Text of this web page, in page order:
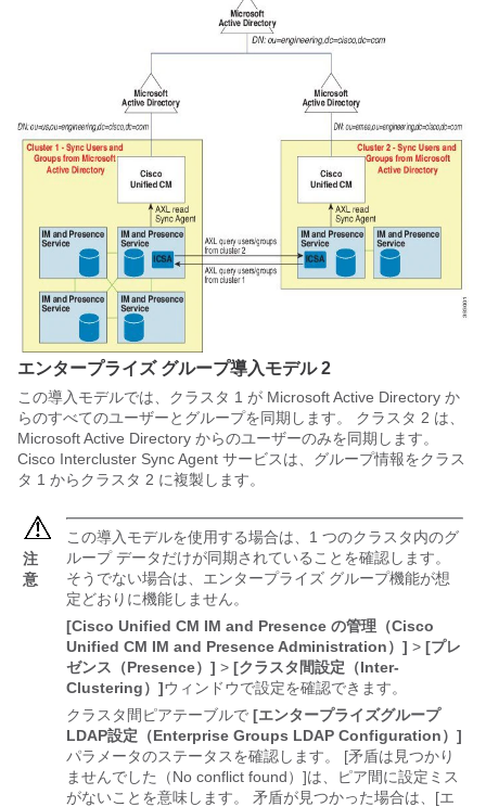
エンタープライズ グループ導入モデル 2
この導入モデルでは、クラスタ 1 が Microsoft Active Directory か
らのすべてのユーザーとグループを同期します。 クラスタ 2 は、
Microsoft Active Directory からのユーザーのみを同期します。
Cisco Intercluster Sync Agent サービスは、グループ情報をクラス
タ 1 からクラスタ 2 に複製します。
注
意
この導入モデルを使用する場合は、1 つのクラスタ内のグ
ループ データだけが同期されていることを確認します。
そうでない場合は、エンタープライズ グループ機能が想
定どおりに機能しません。
[Cisco Unified CM IM and Presence の管理（Cisco
Unified CM IM and Presence Administration）] > [プレ
ゼンス（Presence）] > [クラスタ間設定（Inter-
Clustering）]ウィンドウで設定を確認できます。
クラスタ間ピアテーブルで [エンタープライズグループ
LDAP設定（Enterprise Groups LDAP Configuration）]
パラメータのステータスを確認します。 [矛盾は見つかり
ませんでした（No conflict found）]は、ピア間に設定ミス
がないことを意味します。 矛盾が見つかった場合は、[エ